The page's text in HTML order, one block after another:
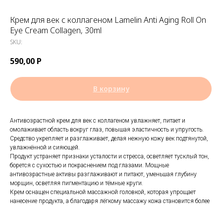
Крем для век с коллагеном Lamelin Anti Aging Roll On
Eye Cream Collagen, 30ml
SKU:
590,00 Р
В корзину
Антивозрастной крем для век с коллагеном увлажняет, питает и
омолаживает область вокруг глаз, повышая эластичность и упругость.
Средство укрепляет и разглаживает, делая нежную кожу век подтянутой,
увлажнённой и сияющей.
Продукт устраняет признаки усталости и стресса, осветляет тусклый тон,
борется с сухостью и покраснением под глазами. Мощные
антивозрастные активы разглаживают и питают, уменьшая глубину
морщин, осветляя пигментацию и тёмные круги.
Крем оснащен специальной массажной головкой, которая упрощает
нанесение продукта, а благодаря лёгкому массажу кожа становится более